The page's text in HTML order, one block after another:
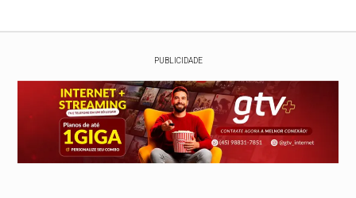
PUBLICIDADE